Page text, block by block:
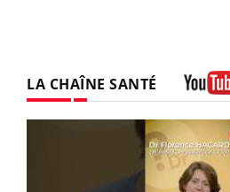
LA CHAÎNE SANTÉ